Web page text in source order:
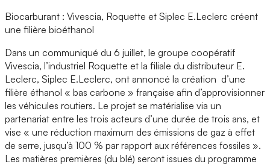
Biocarburant : Vivescia, Roquette et Siplec E.Leclerc créent
une filière bioéthanol
Dans un communiqué du 6 juillet, le groupe coopératif
Vivescia, l’industriel Roquette et la filiale du distributeur E.
Leclerc, Siplec E.Leclerc, ont annoncé la création d’une
filière éthanol « bas carbone » française afin d’approvisionner
les véhicules routiers. Le projet se matérialise via un
partenariat entre les trois acteurs d’une durée de trois ans, et
vise « une réduction maximum des émissions de gaz à effet
de serre, jusqu’à 100 % par rapport aux références fossiles ».
Les matières premières (du blé) seront issues du programme